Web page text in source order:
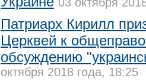
Патриарх Кирилл
Церквей к
обсуждению
октября 2018 года, 18:25